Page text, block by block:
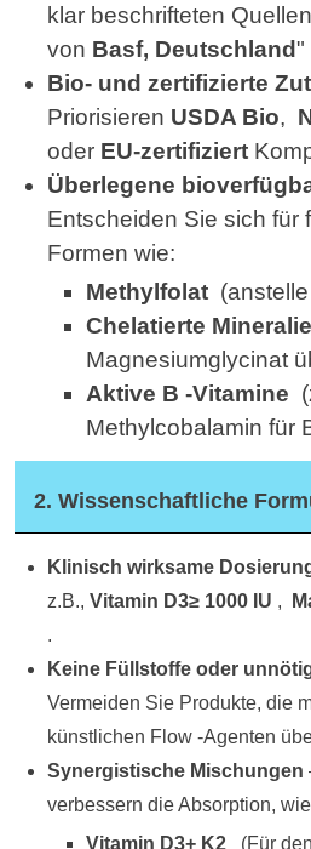
klar beschrifteten Quellen
von Basf, Deutschland"
Bio- und zertifizierte
Priorisieren USDA Bio,
oder EU-zertifiziert
Überlegene
Entscheiden Sie sich für
Formen wie:
Methylfolat (
Chelatierte
Magnesiumglycinat
Aktive B -Vitamine (
Methylcobalamin für
2. Wissenschaftliche
Klinisch wirksame
z.B.,Vitamin D3≥ 1000 IU ,
.
Keine Füllstoffe oder
Vermeiden Sie Produkte, die
künstlichen Flow -Agenten
Synergistische Mischungen
verbessern die Absorption,
Vitamin D3+ K2 (Für